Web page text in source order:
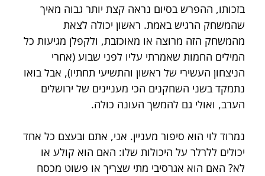
בזכותו, ההפרש בסיום נראה קצת יותר גבוה מאיך
שהמשחק הרגיש באמת. ראשון יכולה לצאת
מהמשחק הזה מרוצה או מאוכזבת, ולקפלן מגיעות כל
המילים החמות שאמרתי עליו לפני שבוע (אחרי
הניצחון העשירי של ראשון והתשיעי תחתיו), אבל בואו
נתמקד בשני השחקנים הכי מעניינים של ירושלים
הערב, ואולי גם להמשך העונה כולה.
נמרוד לוי הוא סיפור מעניין. אני, אתם ובעצם כל אחד
יכולים ללרלר על היכולות שלו: האם הוא קולע או
לא? האם הוא אגרסיבי מתי שצריך או פשוט מכסח